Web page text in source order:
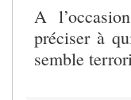
A
préciser à
semble